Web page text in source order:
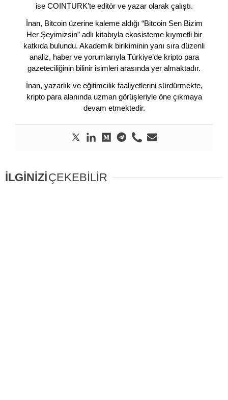
ise COINTURK’te editör ve yazar olarak çalıştı.
İnan, Bitcoin üzerine kaleme aldığı “Bitcoin Sen Bizim
Her Şeyimizsin” adlı kitabıyla ekosisteme kıymetli bir
katkıda bulundu. Akademik birikiminin yanı sıra düzenli
analiz, haber ve yorumlarıyla Türkiye’de kripto para
gazeteciliğinin bilinir isimleri arasında yer almaktadır.
İnan, yazarlık ve eğitimcilik faaliyetlerini sürdürmekte,
kripto para alanında uzman görüşleriyle öne çıkmaya
devam etmektedir.
İLGİNİZİÇEKEBİLİR